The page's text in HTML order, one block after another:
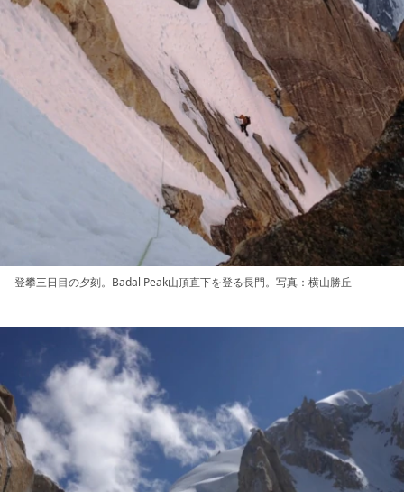
登攀三日目の夕刻。Badal Peak山頂直下を登る長門。写真：横山勝丘